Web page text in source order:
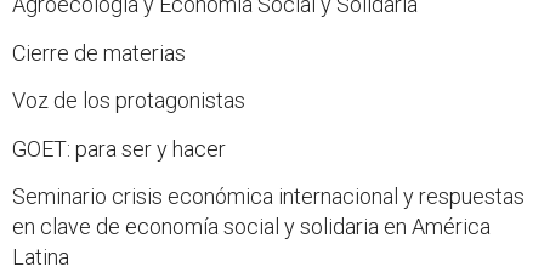
Cierre de materias
Voz de los protagonistas
GOET: para ser y hacer
Seminario crisis económica internacional y respuestas
en clave de economía social y solidaria en América
Latina